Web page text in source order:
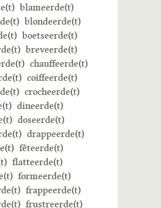
blameerde(t)
blondeerde(t)
boetseerde(t)
breveerde(t)
chauffeerde(t)
coiffeerde(t)
crocheerde(t)
dineerde(t)
doseerde(t)
drappeerde(t)
fêteerde(t)
flatteerde(t)
formeerde(t)
frappeerde(t)
frustreerde(t)